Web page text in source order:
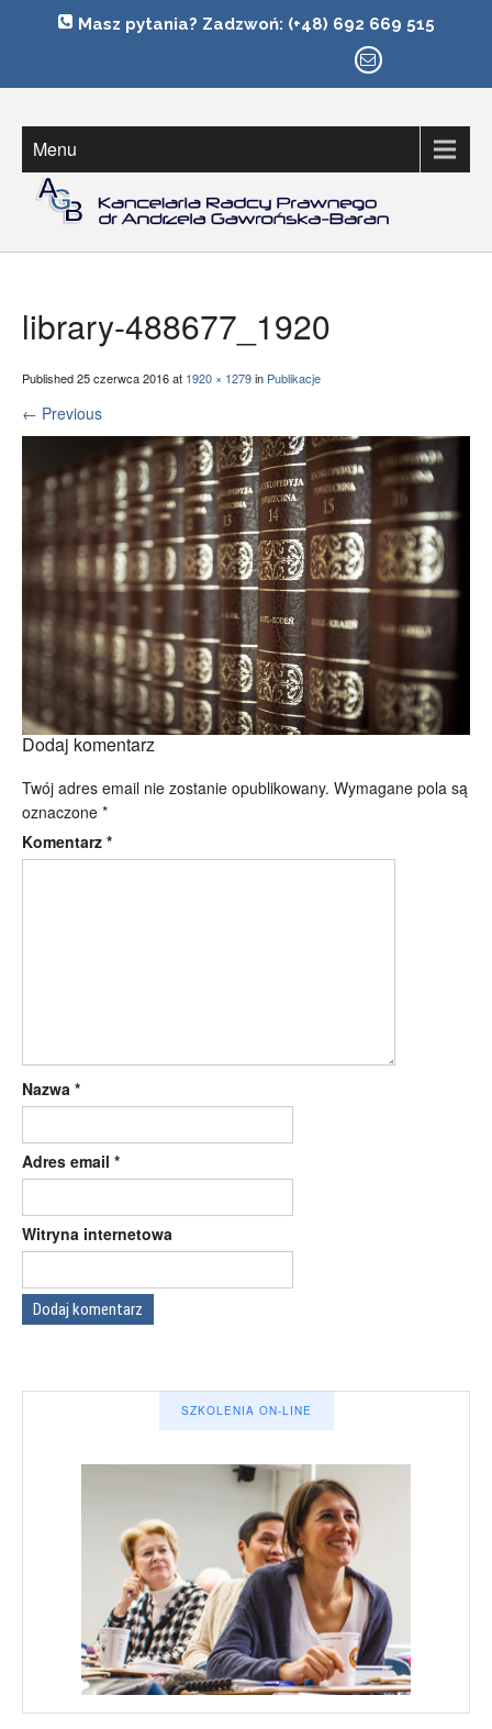
Masz pytania? Zadzwoń: (+48) 692 669 515
AGB – KANCELARIA
Menu
library-488677_1920
Published25 czerwca 2016at 1920 × 1279in Publikacje
← Previous
Dodaj komentarz
Twój adres email nie zostanie opublikowany. Wymagane pola są
oznaczone *
Komentarz *
Nazwa *
Adres email *
Witryna internetowa
SZKOLENIA ON-LINE